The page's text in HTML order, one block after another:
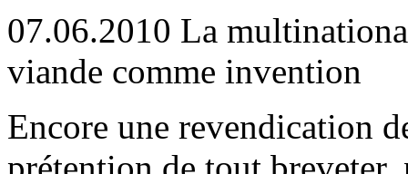
07.06.2010 La
viande comme invention
Encore une revendication